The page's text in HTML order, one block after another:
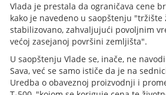
Vlada je prestala da ograničava cene
kako je navedeno u saopštenju
stabilizovano, zahvaljujući povoljnim
većoj zasejanoj površini zemljišta".
U saopštenju Vlade se, inače, ne
Sava, već se samo ističe da je na
Uredba o obaveznoj proizvodnji i